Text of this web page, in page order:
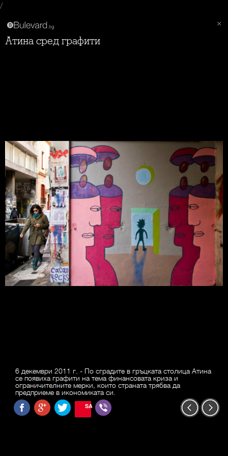
/
Атина сред графити
6 декември 2011 г. - По сградите в гръцката столица Атина
се появиха графити на тема финансовата криза и
ограничителните мерки, които страната трябва да
предприеме в икономиката си.
SAVE